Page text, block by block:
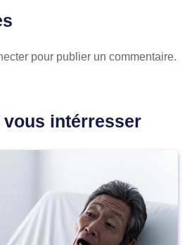
pour publier un commentaire.
intérresser